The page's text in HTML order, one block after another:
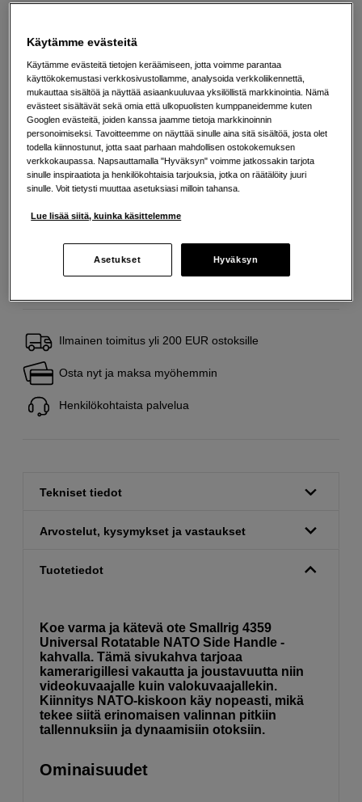
Määrä
Lisää ostoskoriin
Maksa Svea-erämaksulla
Esimerkki: 36 kk, 6 EUR/kk, yhteensä 221 EUR, todellinen vuosikorko
19,07 %
Avausmaksu 5 EUR, laskutusmaksu 0 EUR/kk lisäksi
Lainaaminen maksaa! Jos et pysty maksamaan velkaa ajoissa, saatat
Ilmainen toimitus yli 200 EUR ostoksille
Osta nyt ja maksa myöhemmin
Henkilökohtaista palvelua
Tekniset tiedot
Arvostelut, kysymykset ja vastaukset
Tuotetiedot
Koe varma ja kätevä ote Smallrig 4359
Universal Rotatable NATO Side Handle -
kahvalla. Tämä sivukahva tarjoaa
kamerarigillesi vakautta ja joustavuutta niin
videokuvaajalle kuin valokuvaajallekin.
Kiinnitys NATO-kiskoon käy nopeasti, mikä
tekee siitä erinomaisen valinnan pitkiin
tallennuksiin ja dynaamisiin otoksiin.
Ominaisuudet
Käytämme evästeitä
Käytämme evästeitä tietojen keräämiseen, jotta voimme parantaa
käyttökokemustasi verkkosivustollamme, analysoida verkkoliikennettä,
mukauttaa sisältöä ja näyttää asiaankuuluvaa yksilöllistä markkinointia. Nämä
evästeet sisältävät sekä omia että ulkopuolisten kumppaneidemme kuten
Googlen evästeitä, joiden kanssa jaamme tietoja markkinoinnin
personoimiseksi. Tavoitteemme on näyttää sinulle aina sitä sisältöä, josta olet
todella kiinnostunut, jotta saat parhaan mahdollisen ostokokemuksen
verkkokaupassa. Napsauttamalla "Hyväksyn" voimme jatkossakin tarjota
sinulle inspiraatiota ja henkilökohtaisia tarjouksia, jotka on räätälöity juuri
sinulle. Voit tietysti muuttaa asetuksiasi milloin tahansa.
Lue lisää siitä, kuinka käsittelemme
Asetukset Hyväksyn